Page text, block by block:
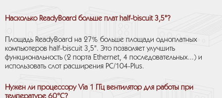
Насколько ReadyBoard больше плат half-biscuit 3,5"?
Площадь ReadyBoard на 27% больше площади одноплатных
компьютеров half-biscuit 3,5". Это позволяет улучшить
функциональность (2 порта Ethernet, 4 последовательных...) и
использовать слот расширения PC/104-Plus.
Нужен ли процессору Via 1 ГГц вентилятор для работы при
температуре 60°С?